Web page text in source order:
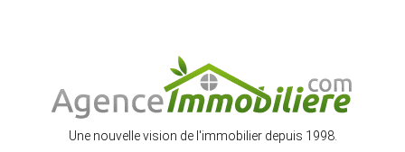
Une nouvelle vision de l'immobilier depuis 1998.